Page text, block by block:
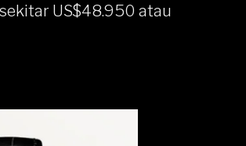
US$48.950 atau